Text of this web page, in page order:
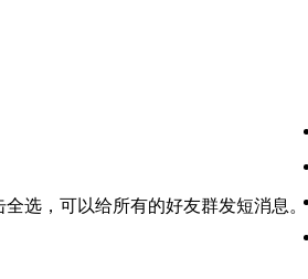
选，可以给所有的好友群发短消息。